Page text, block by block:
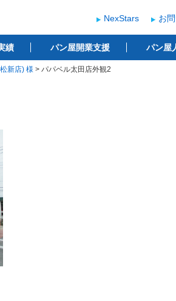
リー開業支援
NexStars お
績 パン屋開業支援 パン屋
新店) 様 > パパベル太田店外観2